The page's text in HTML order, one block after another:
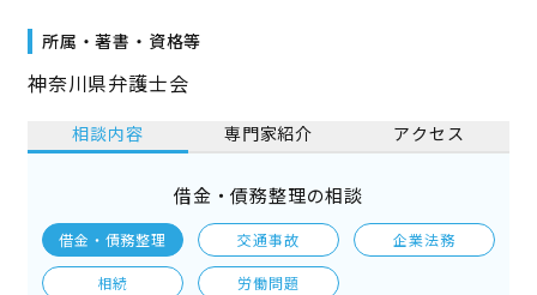
所属・著書・資格等
神奈川県弁護士会
相談内容 専門家紹介 アクセス
借金・債務整理の相談
借金・債務整理 交通事故 企業法務
相続 労働問題